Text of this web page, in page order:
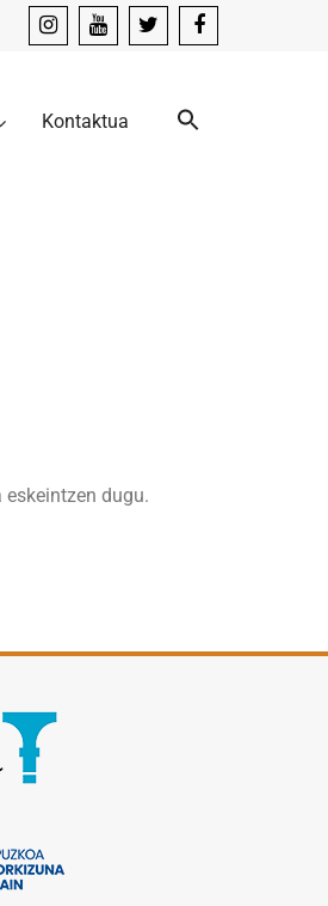
Kontaktua
eskeintzen dugu.